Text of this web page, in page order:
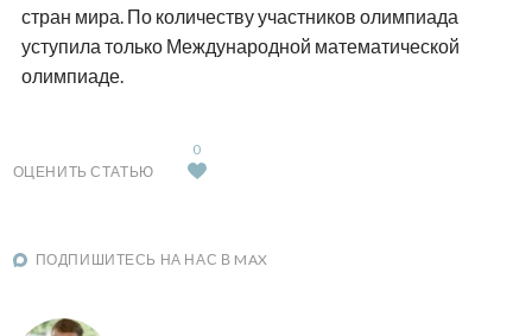
стран мира. По количеству участников олимпиада
уступила только Международной математической
олимпиаде.
ОЦЕНИТЬ СТАТЬЮ
0
ПОДПИШИТЕСЬ НА НАС В MAX